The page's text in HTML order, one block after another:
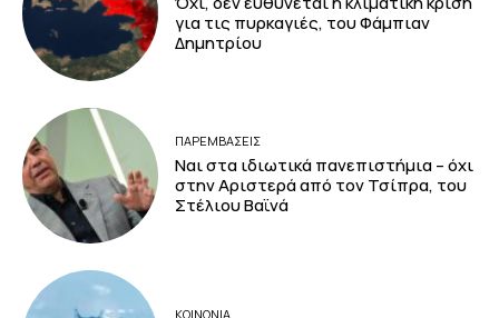
για τις πυρκαγιές, του Φάμπιαν
Δημητρίου
ΠΑΡΕΜΒΑΣΕΙΣ
Ναι στα ιδιωτικά πανεπιστήμια – όχι
στην Αριστερά από τον Τσίπρα, του
Στέλιου Βαϊνά
ΚΟΙΝΩΝΙΑ